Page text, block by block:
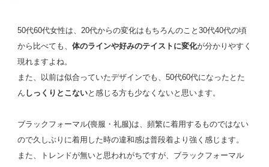
50代60代女性は、20代からの変化はもちろんのこと30代40代の頃
から比べても、 体のラインや好みのテイストに変化が分かりやすく
現れますよね。
また、以前は似合っていたデザインでも、50代60代になったとた
ん しっくりとこないと感じる方も少なくないと思います。
ブラックフォーマル(喪服・礼服)は、頻繁に着用するものではない
ので久しぶりに着用した時の違和感は普段着より強く感じます。
また、トレンドが無いと思われがちですが、ブラックフォーマル